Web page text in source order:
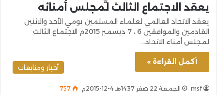
يعقد الاجتماع الثالث لمجلس أمنائه
يعقد الاتحاد العالمي لعلماء المسلمين يومي الأحد والاثنين
القادمين والموافقين 6 ، 7 ديسمبر 2015م الاجتماع الثالث
لمجلس أمناء الاتحاد…
أكمل القراءة »
أخبار ومتابعات
msf الجمعة 22 صفر 1437هـ 4-12-2015م 757